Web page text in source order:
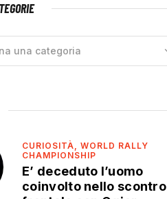
CURIOSITÀ,WORLD RALLY
CHAMPIONSHIP
E’ deceduto l’uomo
coinvolto nello scontro